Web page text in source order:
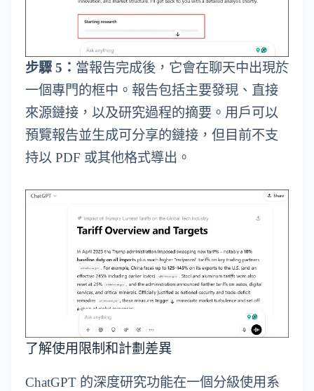
步驟 5： 當報告完成後，它會在聊天中出現於
一個專門的框中。報告包括主要發現、直接
來源鏈接，以及研究過程的摘要。用戶可以
預覽報告並生成可分享的鏈接，但目前不支
持以 PDF 或其他格式導出。
了解使用限制和計劃差異
ChatGPT 的深度研究功能在一個分級使用系